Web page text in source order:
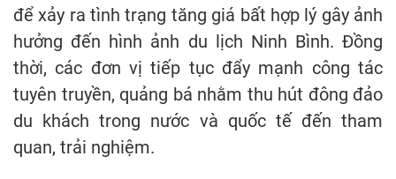
để xảy ra tình trạng tăng giá bất hợp lý gây ảnh
hưởng đến hình ảnh du lịch Ninh Bình. Đồng
thời, các đơn vị tiếp tục đẩy mạnh công tác
tuyên truyền, quảng bá nhằm thu hút đông đảo
du khách trong nước và quốc tế đến tham
quan, trải nghiệm.